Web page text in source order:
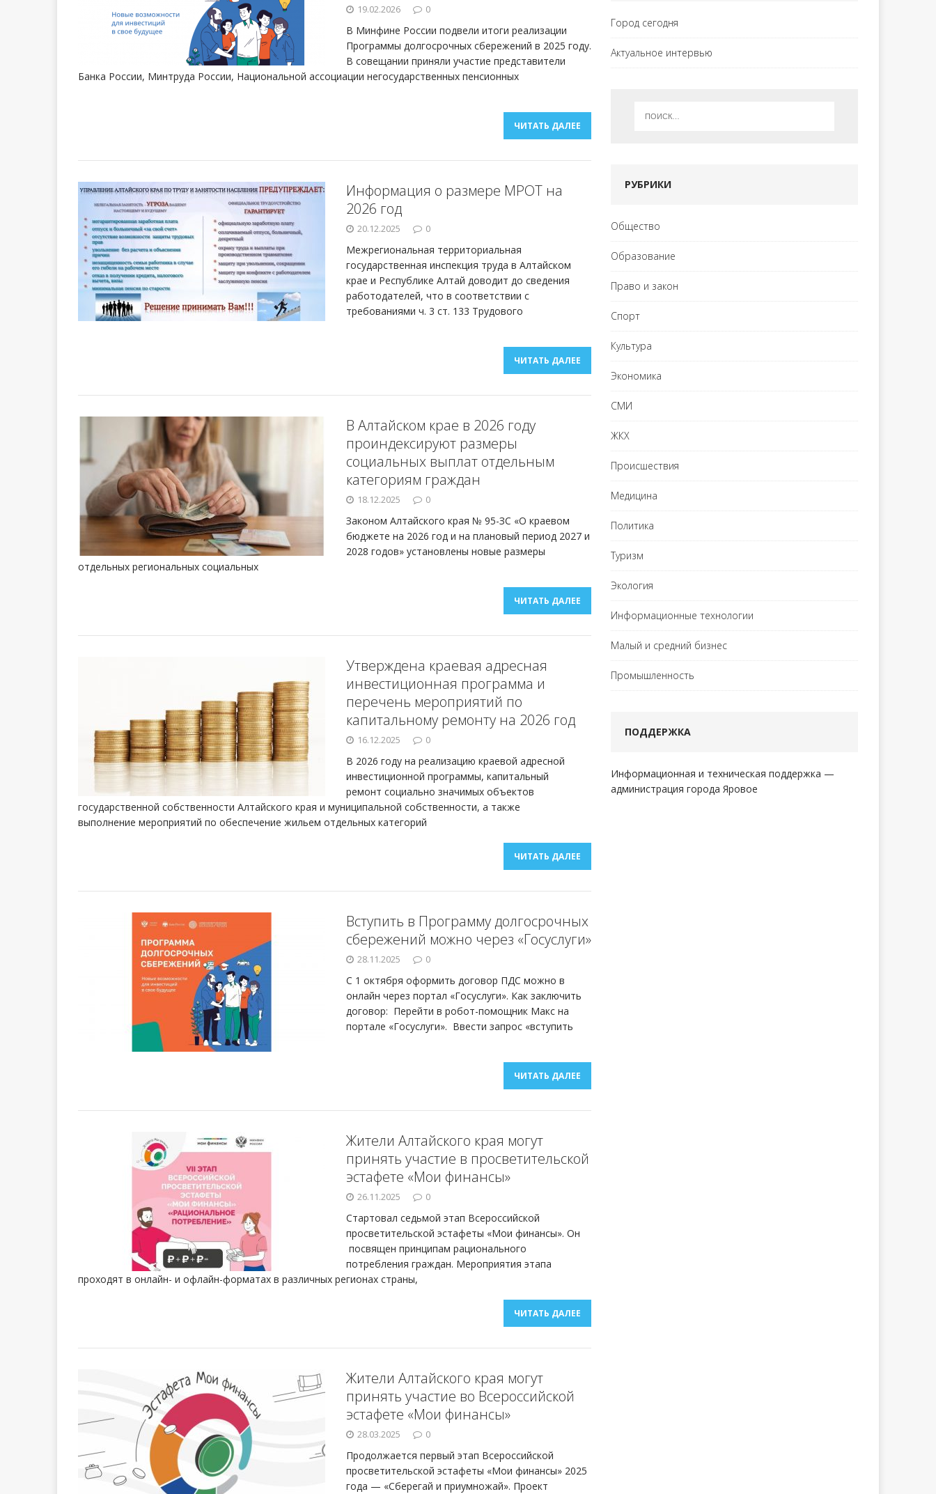
19.02.2026 0
В Минфине России подвели итоги реализации
Программы долгосрочных сбережений в 2025 году.
В совещании приняли участие представители
Банка России, Минтруда России, Национальной ассоциации негосударственных пенсионных
ЧИТАТЬ ДАЛЕЕ
Информация о размере МРОТ на
2026 год
20.12.2025 0
Межрегиональная территориальная
государственная инспекция труда в Алтайском
крае и Республике Алтай доводит до сведения
работодателей, что в соответствии с
требованиями ч. 3 ст. 133 Трудового
ЧИТАТЬ ДАЛЕЕ
В Алтайском крае в 2026 году
проиндексируют размеры
социальных выплат отдельным
категориям граждан
18.12.2025 0
Законом Алтайского края № 95-ЗС «О краевом
бюджете на 2026 год и на плановый период 2027 и
2028 годов» установлены новые размеры
отдельных региональных социальных
ЧИТАТЬ ДАЛЕЕ
Утверждена краевая адресная
инвестиционная программа и
перечень мероприятий по
капитальному ремонту на 2026 год
16.12.2025 0
В 2026 году на реализацию краевой адресной
инвестиционной программы, капитальный
ремонт социально значимых объектов
государственной собственности Алтайского края и муниципальной собственности, а также
выполнение мероприятий по обеспечение жильем отдельных категорий
ЧИТАТЬ ДАЛЕЕ
Вступить в Программу долгосрочных
сбережений можно через «Госуслуги»
28.11.2025 0
С 1 октября оформить договор ПДС можно в
онлайн через портал «Госуслуги». Как заключить
договор: Перейти в робот-помощник Макс на
портале «Госуслуги». Ввести запрос «вступить
ЧИТАТЬ ДАЛЕЕ
Жители Алтайского края могут
принять участие в просветительской
эстафете «Мои финансы»
26.11.2025 0
Стартовал седьмой этап Всероссийской
просветительской эстафеты «Мои финансы». Он
посвящен принципам рационального
потребления граждан. Мероприятия этапа
проходят в онлайн- и офлайн-форматах в различных регионах страны,
ЧИТАТЬ ДАЛЕЕ
Жители Алтайского края могут
принять участие во Всероссийской
эстафете «Мои финансы»
28.03.2025 0
Продолжается первый этап Всероссийской
просветительской эстафеты «Мои финансы» 2025
года — «Сберегай и приумножай». Проект
Город сегодня
Актуальное интервью
РУБРИКИ
Общество
Образование
Право и закон
Спорт
Культура
Экономика
СМИ
ЖКХ
Происшествия
Медицина
Политика
Туризм
Экология
Информационные технологии
Малый и средний бизнес
Промышленность
ПОДДЕРЖКА
Информационная и техническая поддержка —
администрация города Яровое